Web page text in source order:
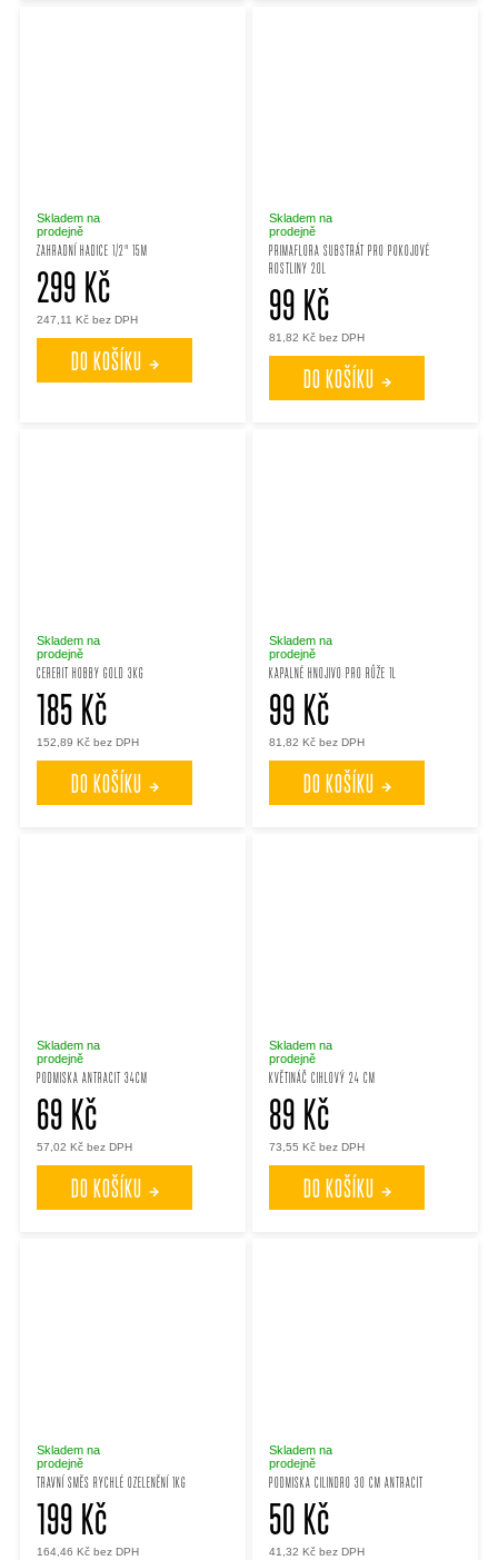
ZAHRADNÍ HADICE 1/2" 15M
Skladem na
prodejně
247,11 Kč bez DPH
299 Kč
DO KOŠÍKU
PRIMAFLORA SUBSTRÁT PRO POKOJOVÉ
ROSTLINY 20L
Skladem na
prodejně
81,82 Kč bez DPH
99 Kč
DO KOŠÍKU
CERERIT HOBBY GOLD 3KG
Skladem na
prodejně
152,89 Kč bez DPH
185 Kč
DO KOŠÍKU
KAPALNÉ HNOJIVO PRO RŮŽE 1L
Skladem na
prodejně
81,82 Kč bez DPH
99 Kč
DO KOŠÍKU
PODMISKA ANTRACIT 34CM
Skladem na
prodejně
57,02 Kč bez DPH
69 Kč
DO KOŠÍKU
KVĚTINÁČ CIHLOVÝ 24 CM
Skladem na
prodejně
73,55 Kč bez DPH
89 Kč
DO KOŠÍKU
TRAVNÍ SMĚS RYCHLÉ OZELENĚNÍ 1KG
Skladem na
prodejně
164,46 Kč bez DPH
199 Kč
PODMISKA CILINDRO 30 CM ANTRACIT
Skladem na
prodejně
41,32 Kč bez DPH
50 Kč